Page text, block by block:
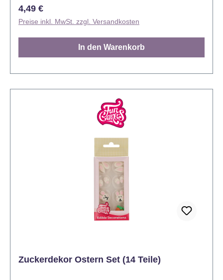
Regulärer Preis:
4,49 €
Preise inkl. MwSt. zzgl. Versandkosten
In den Warenkorb
Zuckerdekor Ostern Set (14 Teile)